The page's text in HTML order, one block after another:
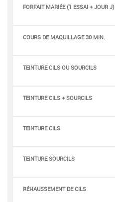
FORFAIT MARIÉE (1 ESSAI + JOUR J)
COURS DE MAQUILLAGE 30 MIN.
TEINTURE CILS OU SOURCILS
TEINTURE CILS + SOURCILS
TEINTURE CILS
TEINTURE SOURCILS
RÉHAUSSEMENT DE CILS